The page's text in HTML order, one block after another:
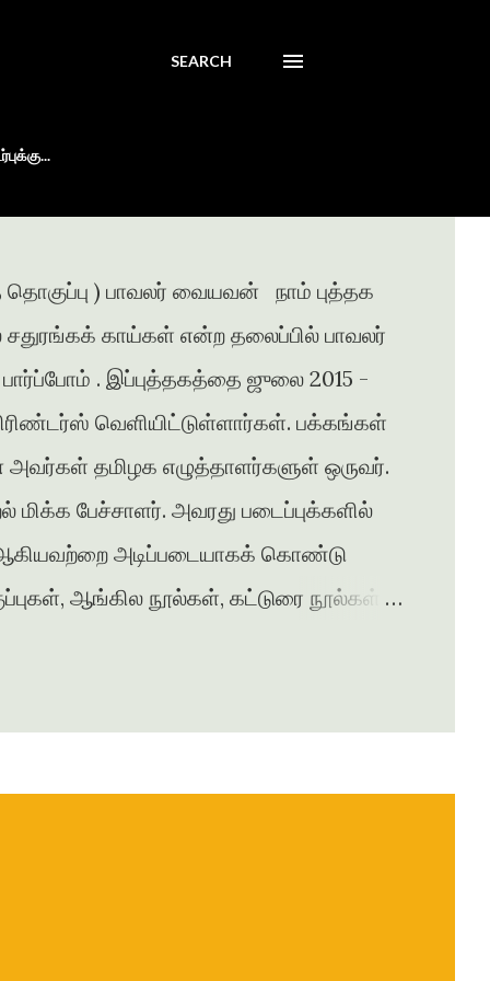
SEARCH
) பாவலர் வையவன் நாம் புத்தக
சதுரங்கக் காய்கள் என்ற தலைப்பில் பாவலர்
. இப்புத்தகத்தை ஜுலை 2015 -
வெளியிட்டுள்ளார்கள். பக்கங்கள்
தமிழக எழுத்தாளர்களுள் ஒருவர்.
பேச்சாளர். அவரது படைப்புக்களில்
அடிப்படையாகக் கொண்டு
ஆங்கில நூல்கள், கட்டுரை நூல்கள்
பதிப்பகம் ’ மூலம் தமிழிலும்